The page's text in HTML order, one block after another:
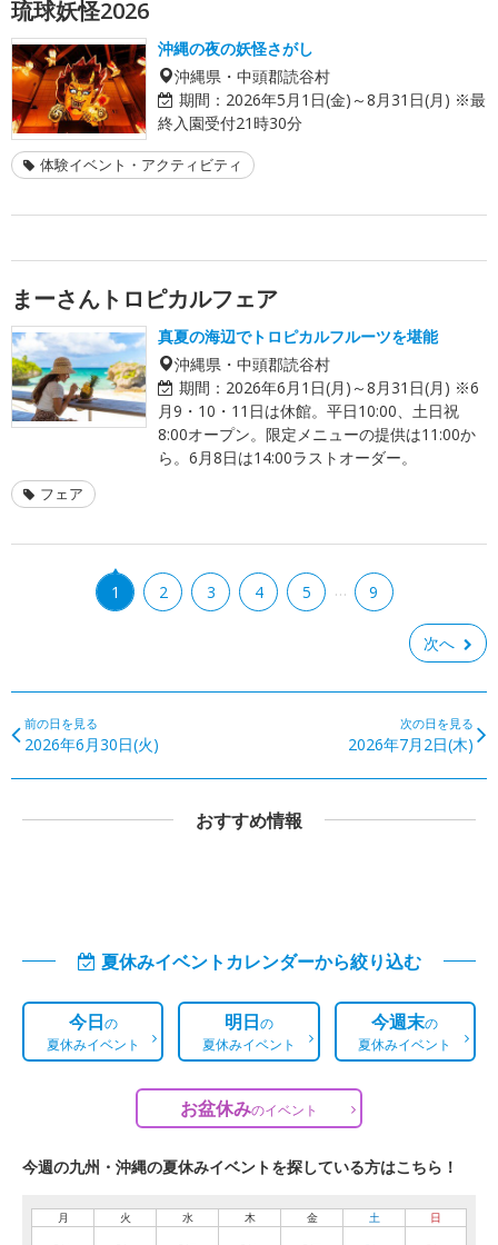
琉球妖怪2026
沖縄の夜の妖怪さがし
沖縄県・中頭郡読谷村
期間： 2026年5月1日(金)～8月31日(月) ※最
終入園受付21時30分
体験イベント・アクティビティ
まーさんトロピカルフェア
真夏の海辺でトロピカルフルーツを堪能
沖縄県・中頭郡読谷村
期間： 2026年6月1日(月)～8月31日(月) ※6
月9・10・11日は休館。平日10:00、土日祝
8:00オープン。限定メニューの提供は11:00か
ら。6月8日は14:00ラストオーダー。
フェア
1 2 3 4 5 … 9
次へ
前の日を見る
2026年6月30日(火)
次の日を見る
2026年7月2日(木)
おすすめ情報
夏休みイベントカレンダーから絞り込む
今日の
夏休みイベント
明日の
夏休みイベント
今週末の
夏休みイベント
お盆休みのイベント
今週の九州・沖縄の夏休みイベントを探している方はこちら！
月 火 水 木 金 土 日